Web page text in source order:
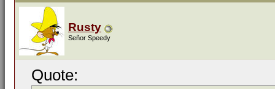
Rusty
Señor Speedy
Quote: